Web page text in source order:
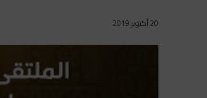
20 أكتوبر 2019